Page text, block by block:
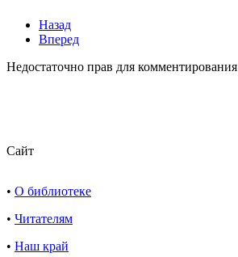
Назад
Вперед
Недостаточно прав для комментирования
Сайт
• О библиотеке
• Читателям
• Наш край